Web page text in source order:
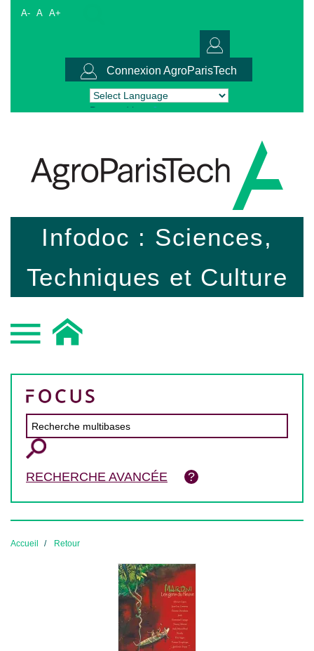
A- A A+
Connexion AgroParisTech
Powered by Translate
Infodoc : Sciences,
Techniques et Culture
RECHERCHE AVANCÉE
Accueil Retour